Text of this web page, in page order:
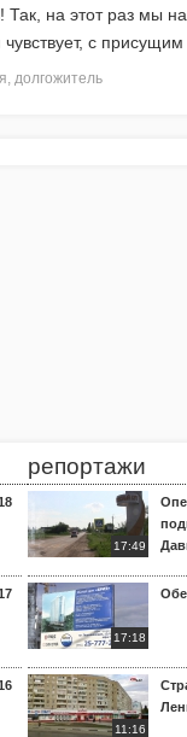
Так, на этот раз мы
чувствует, с
, долгожитель
репортажи
17:49
17:18
11:16